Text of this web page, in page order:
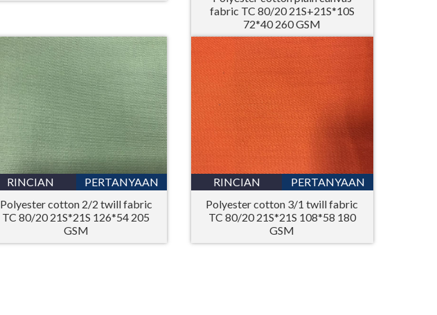
fabric TC 80/20 21S+21S*10S
72*40 260 GSM
RINCIAN
PERTANYAAN
Polyester cotton 2/2 twill fabric
TC 80/20 21S*21S 126*54 205
GSM
RINCIAN
PERTANYAAN
Polyester cotton 3/1 twill fabric
TC 80/20 21S*21S 108*58 180
GSM